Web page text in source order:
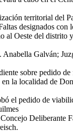
territorial del
designados
al Oeste del distrito
Anabella Galván;
sobre pedido
la localidad de
el pedido de
Deliberante